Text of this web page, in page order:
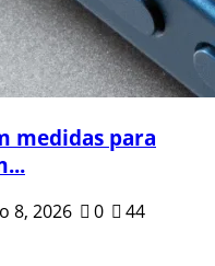
medidas para
8, 2026 0
44